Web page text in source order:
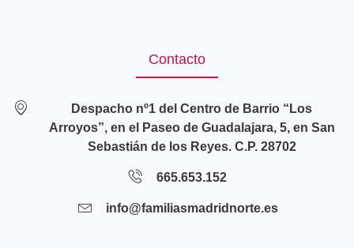
Contacto
Despacho nº1 del Centro de Barrio “Los
Arroyos”, en el Paseo de Guadalajara, 5, en San
Sebastián de los Reyes. C.P. 28702
665.653.152
info@familiasmadridnorte.es